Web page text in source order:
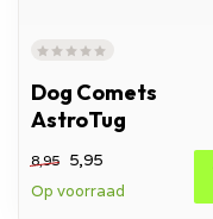
Dog Comets
AstroTug
8,95 5,95
Op voorraad